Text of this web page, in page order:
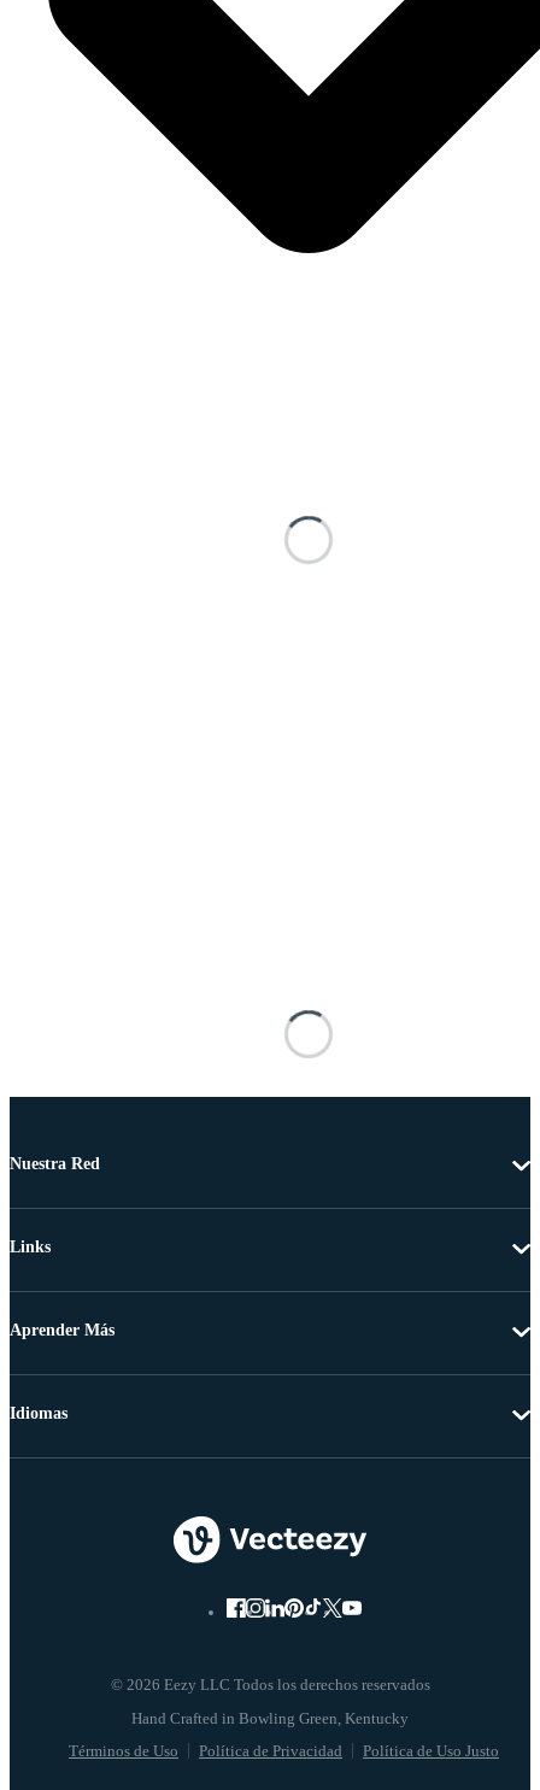
Nuestra Red
Links
Aprender Más
© 2026 Eezy LLC Todos los derechos reservados
Términos de Uso Política de Privacidad Política de Uso Justo
Idiomas